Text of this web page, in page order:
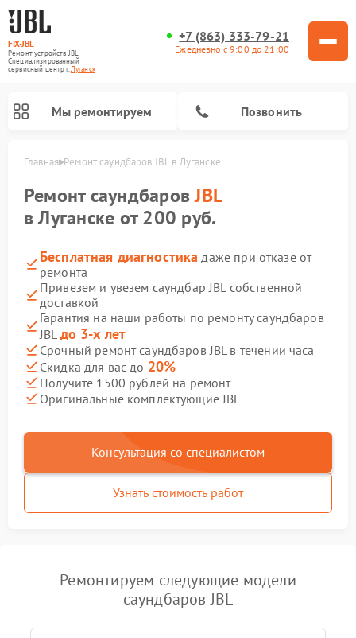
FIX-JBL
Ремонт устройств JBL
Специализированный
cервисный центр г.Луганск
+7 (863) 333-79-21
Ежедневно с 9:00 до 21:00
Мы ремонтируем Позвонить
Главная Ремонт саундбаров JBL в Луганске
Ремонт саундбаровJBL
в Луганске от 200 руб.
Бесплатная диагностика даже при отказе от
ремонта
Привезем и увезем саундбар JBL собственной
доставкой
Гарантия на наши работы по ремонту саундбаров
JBL до 3-х лет
Срочный ремонт саундбаров JBL в течении часа
Скидка для вас до 20%
Получите 1500 рублей на ремонт
Оригинальные комплектующие JBL
Консультация со специалистом
Узнать стоимость работ
Ремонтируем следующие модели
саундбаров JBL